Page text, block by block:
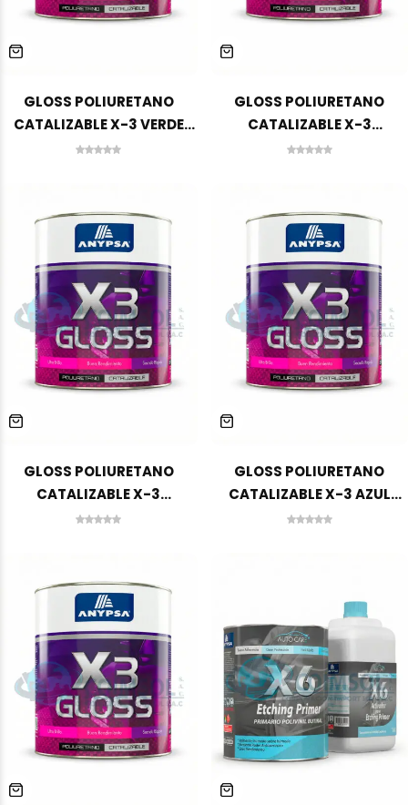
GLOSS POLIURETANO
CATALIZABLE X-3 VERDE
MOTOCAR GA-6250 1 GLN
GLOSS POLIURETANO
CATALIZABLE X-3
AMARILLO MD GA-2020 1
GLOSS POLIURETANO
CATALIZABLE X-3
AMARILLO CAT GA-2800 1
GLOSS POLIURETANO
CATALIZABLE X-3 AZUL
NAVAL GA-5800 1 GLN